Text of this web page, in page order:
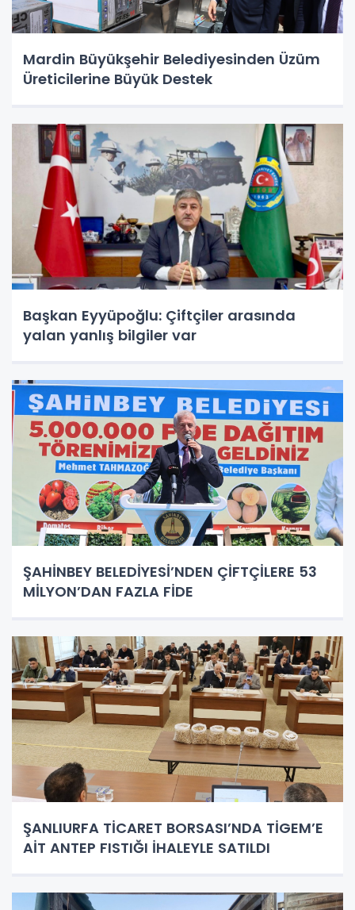
Mardin Büyükşehir Belediyesinden Üzüm
Üreticilerine Büyük Destek
Başkan Eyyüpoğlu: Çiftçiler arasında
yalan yanlış bilgiler var
ŞAHİNBEY BELEDİYESİ’NDEN ÇİFTÇİLERE 53
MİLYON’DAN FAZLA FİDE
ŞANLIURFA TİCARET BORSASI’NDA TİGEM’E
AİT ANTEP FISTIĞI İHALEYLE SATILDI